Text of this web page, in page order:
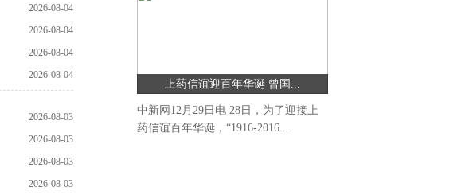
2026-08-04
2026-08-04
2026-08-04
2026-08-04
2026-08-03
2026-08-03
2026-08-03
2026-08-03
上药信谊迎百年华诞 曾国...
中新网12月29日电 28日，为了迎接上
药信谊百年华诞，“1916-2016...